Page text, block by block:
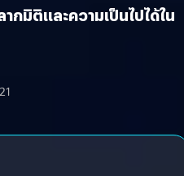
กมิติและความเป็นไปได้ใน